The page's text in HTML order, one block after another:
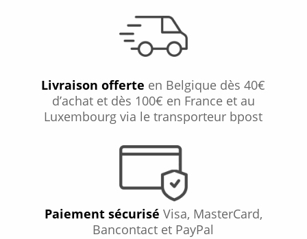
Livraison offerte en Belgique dès 40€
d’achat et dès 100€ en France et au
Luxembourg via le transporteur bpost
Paiement sécurisé Visa, MasterCard,
Bancontact et PayPal